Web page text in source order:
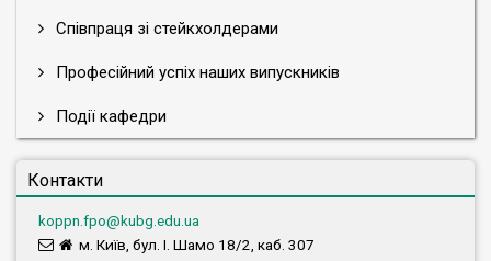
Співпраця зі стейкхолдерами
Професійний успіх наших випускників
Події кафедри
Контакти
koppn.fpo@kubg.edu.ua
м. Київ, бул. І. Шамо 18/2, каб. 307